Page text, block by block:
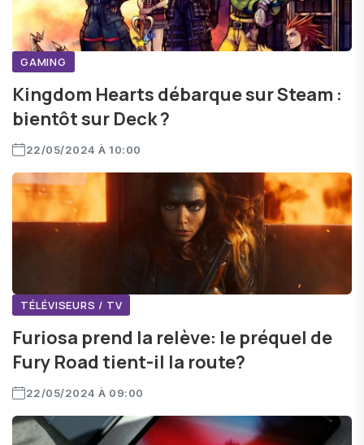
GAMING
Kingdom Hearts débarque sur Steam :
bientôt sur Deck ?
22/05/2024 À 10:00
TÉLÉVISEURS / TV
Furiosa prend la relève: le préquel de
Fury Road tient-il la route?
22/05/2024 À 09:00